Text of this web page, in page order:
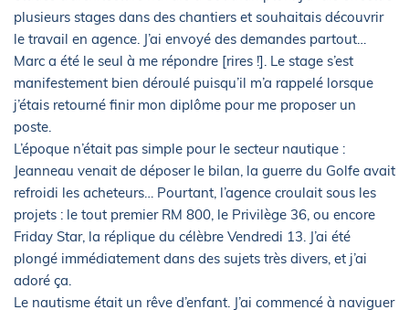
plusieurs stages dans des chantiers et souhaitais découvrir
le travail en agence. J’ai envoyé des demandes partout…
Marc a été le seul à me répondre [rires !]. Le stage s’est
manifestement bien déroulé puisqu’il m’a rappelé lorsque
j’étais retourné finir mon diplôme pour me proposer un
poste.
L’époque n’était pas simple pour le secteur nautique :
Jeanneau venait de déposer le bilan, la guerre du Golfe avait
refroidi les acheteurs… Pourtant, l’agence croulait sous les
projets : le tout premier RM 800, le Privilège 36, ou encore
Friday Star, la réplique du célèbre Vendredi 13. J’ai été
plongé immédiatement dans des sujets très divers, et j’ai
adoré ça.
Le nautisme était un rêve d’enfant. J’ai commencé à naviguer